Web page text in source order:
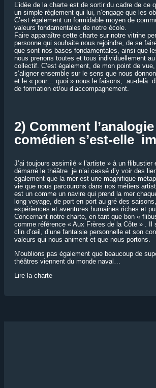
L’idée de la charte est de sortir du cadre de ce
un simple règlement qui lui, n’engage que les
C’est également un formidable moyen de
valeurs fondamentales de notre école.
Faire apparaître cette charte sur notre vitrine
personne qui souhaite nous rejoindre, de se
que sont nos bases fondamentales, ainsi que
nous prenons toutes et tous individuellement au
collectif. C’est également, de mon point de
s’aligner ensemble sur le sens que nous
et le « pour… quoi » nous le faisons, au-delà
de formation et/ou d’accompagnement.
2) Comment
comédien s’est-elle
J’ai toujours assimilé « l’artiste » à un flibustier
démarré le théâtre je n’ai cessé d’y voir des
également que la mer est une magnifique
vie que nous parcourons dans nos métiers
est un comme un navire qui prend la mer
long voyage, de port en port au gré des
expériences et aventures humaines riches et
Concernant notre charte, en tant que bon «
comme référence « Aux Frères de la Côte » . Il
clin d’œil, d’une fantaisie personnelle et son
valeurs qui nous animent et que nous portons.
N’oublions pas également que beaucoup de
théâtres viennent du monde naval…
Lire la charte